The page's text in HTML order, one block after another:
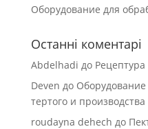
Оборудование для
Останні коментарі
Abdelhadi до
Deven до Оборудование
тертого и
roudayna dehech до